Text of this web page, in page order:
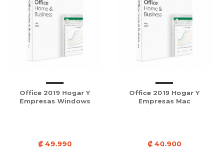
Office 2019 Hogar Y
Empresas Windows
₡ 49.990
Office 2019 Hogar Y
Empresas Mac
₡ 40.900